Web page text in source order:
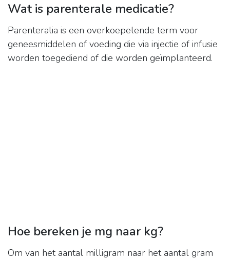
Wat is parenterale medicatie?
Parenteralia is een overkoepelende term voor
geneesmiddelen of voeding die via injectie of infusie
worden toegediend of die worden geïmplanteerd.
Hoe bereken je mg naar kg?
Om van het aantal milligram naar het aantal gram